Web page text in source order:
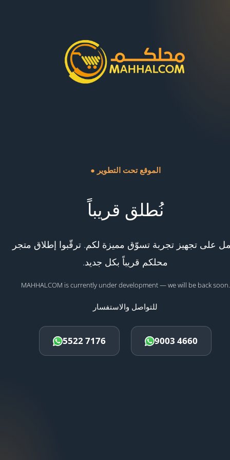
● الموقع تحت التطوير
نُطلق قريباً
على تجهيز تجربة تسوّق مميزة لكم. ترقّبوا إطلاق متجر
محلكم قريباً بكل جديد.
MAHHALCOM is currently under development — we will be back soon.
للتواصل والاستفسار
5522 7176 9003 4660